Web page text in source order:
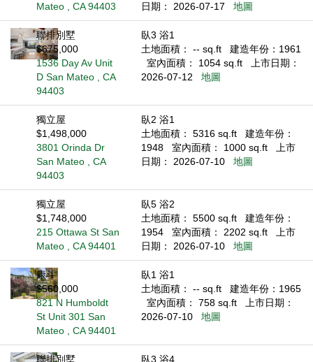
Mateo , CA 94403
日期： 2026-07-17
地圖
聯排別墅
$675,000
1536 Day Av Unit
D San Mateo , CA
94403
臥3 浴1
土地面積： -- sq.ft
建造年份：1961
室內面積： 1054 sq.ft
上市日期：
2026-07-12
地圖
獨立屋
$1,498,000
3801 Orinda Dr
San Mateo , CA
94403
臥2 浴1
土地面積： 5316 sq.ft
建造年份：
1948
室內面積： 1000 sq.ft
上市
日期： 2026-07-10
地圖
獨立屋
$1,748,000
215 Ottawa St San
Mateo , CA 94401
臥5 浴2
土地面積： 5500 sq.ft
建造年份：
1954
室內面積： 2202 sq.ft
上市
日期： 2026-07-10
地圖
康斗
$560,000
821 N Humboldt
St Unit 301 San
Mateo , CA 94401
臥1 浴1
土地面積： -- sq.ft
建造年份：1965
室內面積： 758 sq.ft
上市日期：
2026-07-10
地圖
聯排別墅
臥3 浴4